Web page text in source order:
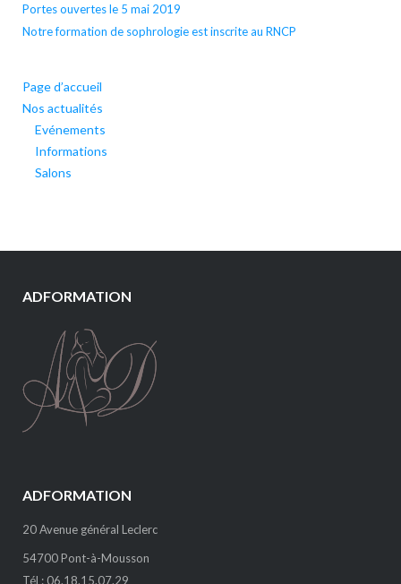
Portes ouvertes le 5 mai 2019
Notre formation de sophrologie est inscrite au RNCP
Page d’accueil
Nos actualités
Evénements
Informations
Salons
ADFORMATION
ADFORMATION
20 Avenue général Leclerc
54700 Pont-à-Mousson
Tél : 06.18.15.07.29